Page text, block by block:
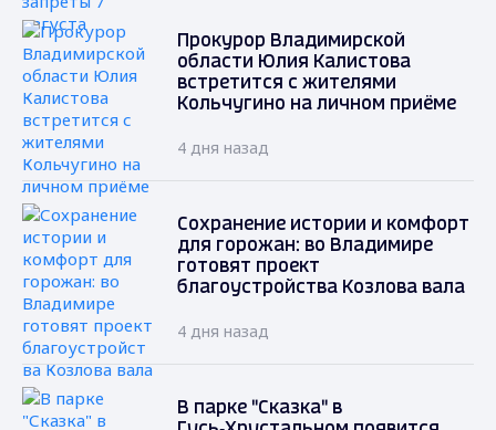
Прокурор Владимирской
области Юлия Калистова
встретится с жителями
Кольчугино на личном приёме
4 дня назад
Сохранение истории и комфорт
для горожан: во Владимире
готовят проект
благоустройства Козлова вала
4 дня назад
В парке "Сказка" в